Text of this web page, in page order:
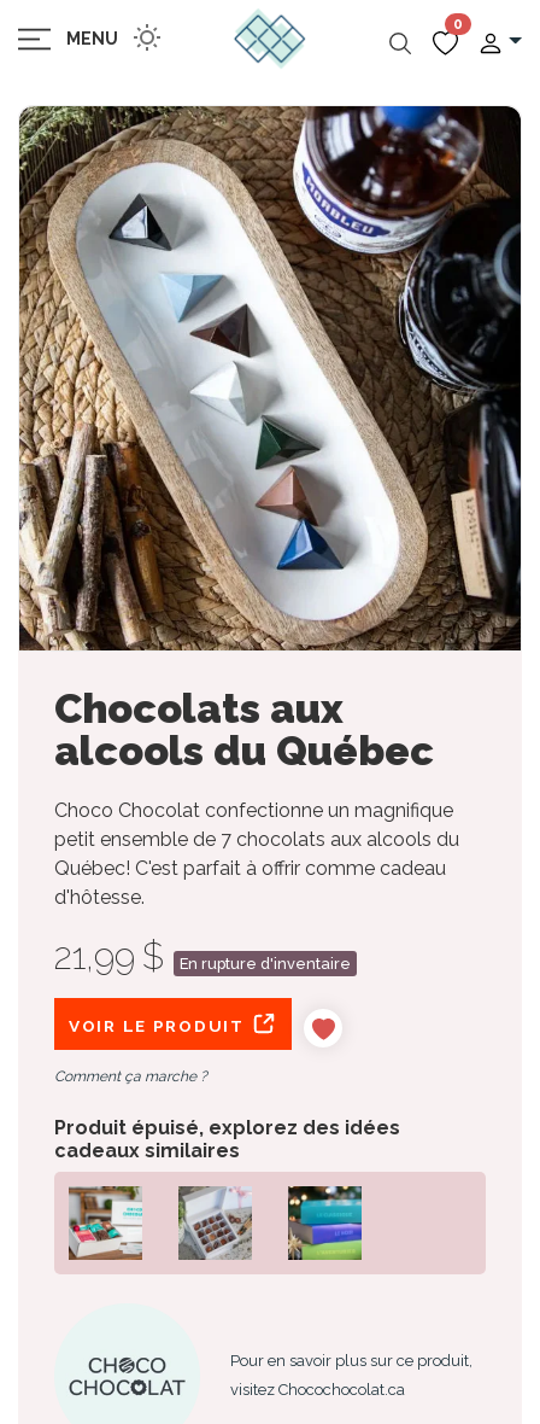
MENU
0
Chocolats aux
alcools du Québec
Choco Chocolat confectionne un magnifique
petit ensemble de 7 chocolats aux alcools du
Québec! C'est parfait à offrir comme cadeau
d'hôtesse.
21,99 $ En rupture d'inventaire
VOIR LE PRODUIT
Comment ça marche ?
Produit épuisé, explorez des idées
cadeaux similaires
Pour en savoir plus sur ce produit,
visitez Chocochocolat.ca